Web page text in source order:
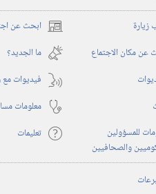
زيارة
ابحث عن (يفتح
نافذة
جديدة)
عن مكان الاجتماع
ما الجديد؟‏
فيديوات
معلومات
للمسؤولين
والصحافيين
تعليمات